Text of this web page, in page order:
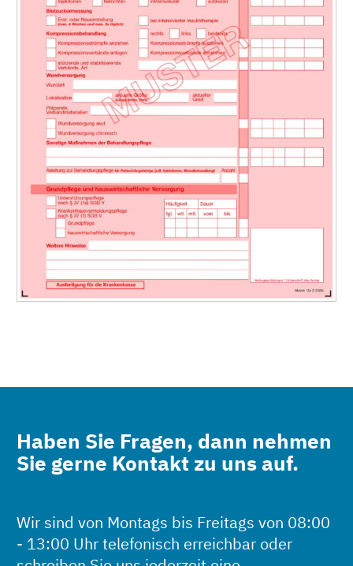
Haben Sie Fragen, dann nehmen
Sie gerne Kontakt zu uns auf.
Wir sind von Montags bis Freitags von 08:00
- 13:00 Uhr telefonisch erreichbar oder